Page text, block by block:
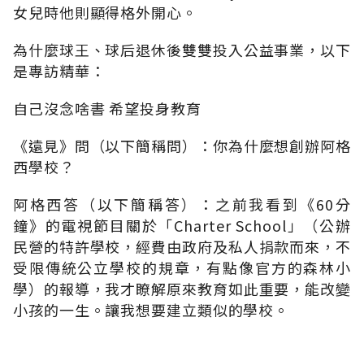
女兒時他則顯得格外開心。
為什麼球王、球后退休後雙雙投入公益事業，以下
是專訪精華：
自己沒念啥書 希望投身教育
《遠見》問（以下簡稱問）：你為什麼想創辦阿格
西學校？
阿格西答（以下簡稱答）：之前我看到《60分
鐘》的電視節目關於「Charter School」（公辦
民營的特許學校，經費由政府及私人捐款而來，不
受限傳統公立學校的規章，有點像官方的森林小
學）的報導，我才瞭解原來教育如此重要，能改變
小孩的一生。讓我想要建立類似的學校。